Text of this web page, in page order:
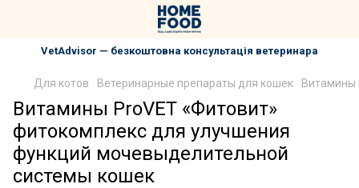
VetAdvisor — безкоштовна консультація ветеринара
Для котов Ветеринарные препараты для кошек Витамины
Витамины ProVET «Фитовит»
фитокомплекс для улучшения
функций мочевыделительной
системы кошек